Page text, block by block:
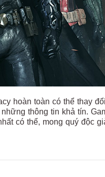
hoàn toàn có thể thay
thông tin khả tín.
có thể, mong quý độc